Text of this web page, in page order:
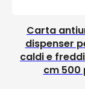
Carta
dispenser
caldi e
cm 500